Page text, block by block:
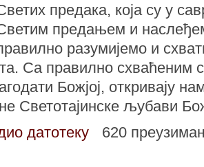
предака, која су у
предањем и
разумијемо и
Са правилно
Божјој, откривају
Светотајинске љубави
датотеку
620